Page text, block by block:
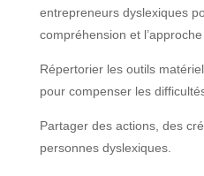
entrepreneurs dyslexiques
compréhension et
Répertorier les outils
pour compenser les
Partager des actions, des
personnes dyslexiques.